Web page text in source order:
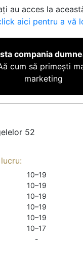
au acces la
aici pentru a vă
compania
cum să primești
marketing
52
10–19
10–19
10–19
10–19
10–19
10–17
-